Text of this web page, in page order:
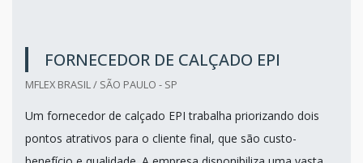
FORNECEDOR DE CALÇADO EPI
MFLEX BRASIL / SÃO PAULO - SP
Um fornecedor de calçado EPI trabalha priorizando dois
pontos atrativos para o cliente final, que são custo-